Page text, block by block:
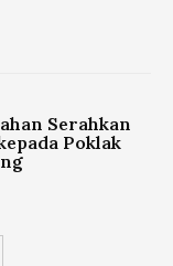
Serahkan
Poklak